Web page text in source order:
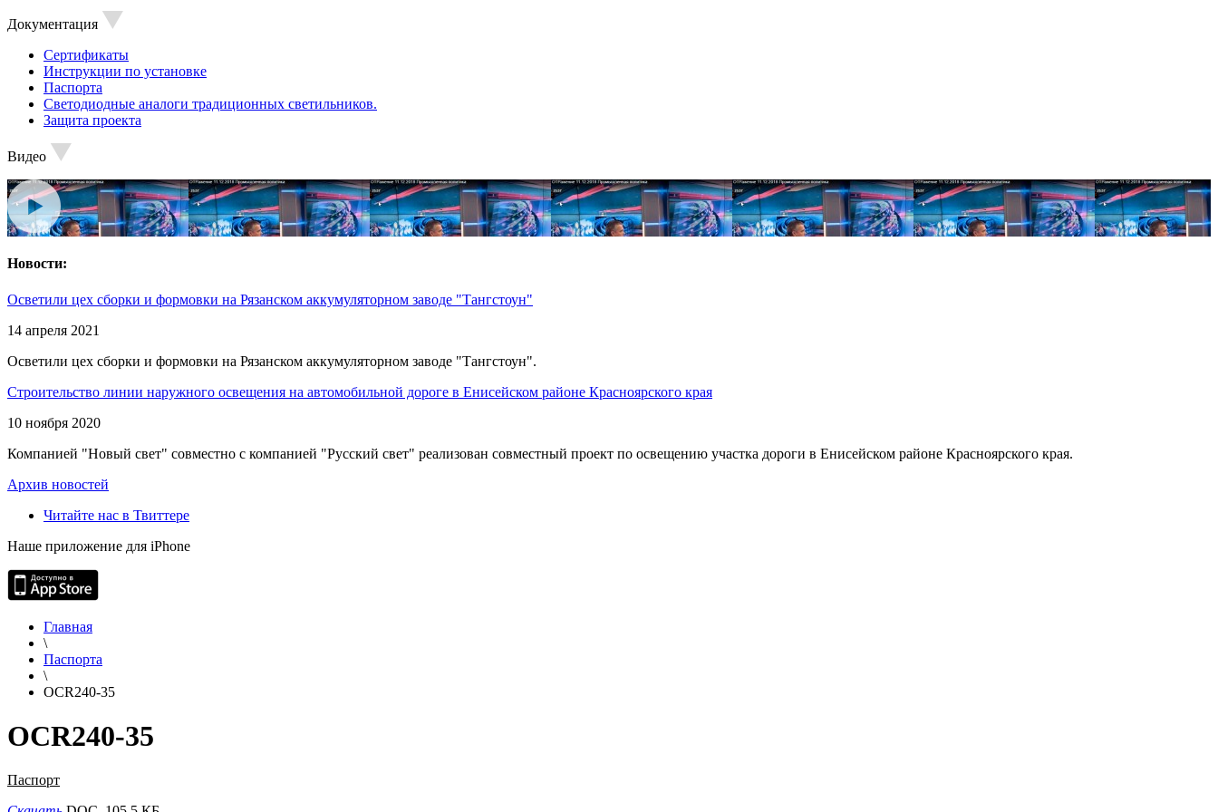
Документация
Сертификаты
Инструкции по установке
Паспорта
Светодиодные аналоги традиционных светильников.
Защита проекта
Видео
Новости:
Осветили цех сборки и формовки на Рязанском аккумуляторном заводе "Тангстоун"
14 апреля 2021
Осветили цех сборки и формовки на Рязанском аккумуляторном заводе "Тангстоун".
Строительство линии наружного освещения на автомобильной дороге в Енисейском районе Красноярского края
10 ноября 2020
Компанией "Новый свет" совместно с компанией "Русский свет" реализован совместный проект по освещению участка дороги в Енисейском районе Красноярского края.
Архив новостей
Читайте нас в Твиттере
Наше приложение для iPhone
Главная
\
Паспорта
\
OCR240-35
OCR240-35
Паспорт